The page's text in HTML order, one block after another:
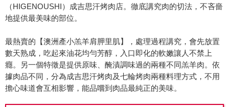
（HIGENOUSHI）成吉思汗烤肉店。徹底講究肉的切法，不吝嗇
地提供最美味的部位。
最熱賣的【澳洲產小羔羊肩胛里肌】，處理過程講究，會先放置
數天熟成，吃起來油花均勻芳醇，入口即化的軟嫩讓人不禁上
癮。另一個特徵是提供原味、醃漬調味過的兩種不同羔羊肉。依
據肉品不同，分為成吉思汗烤肉及七輪烤肉兩種料理方式，不用
擔心味道會互相影響，能品嚐到肉品最純正的美味。